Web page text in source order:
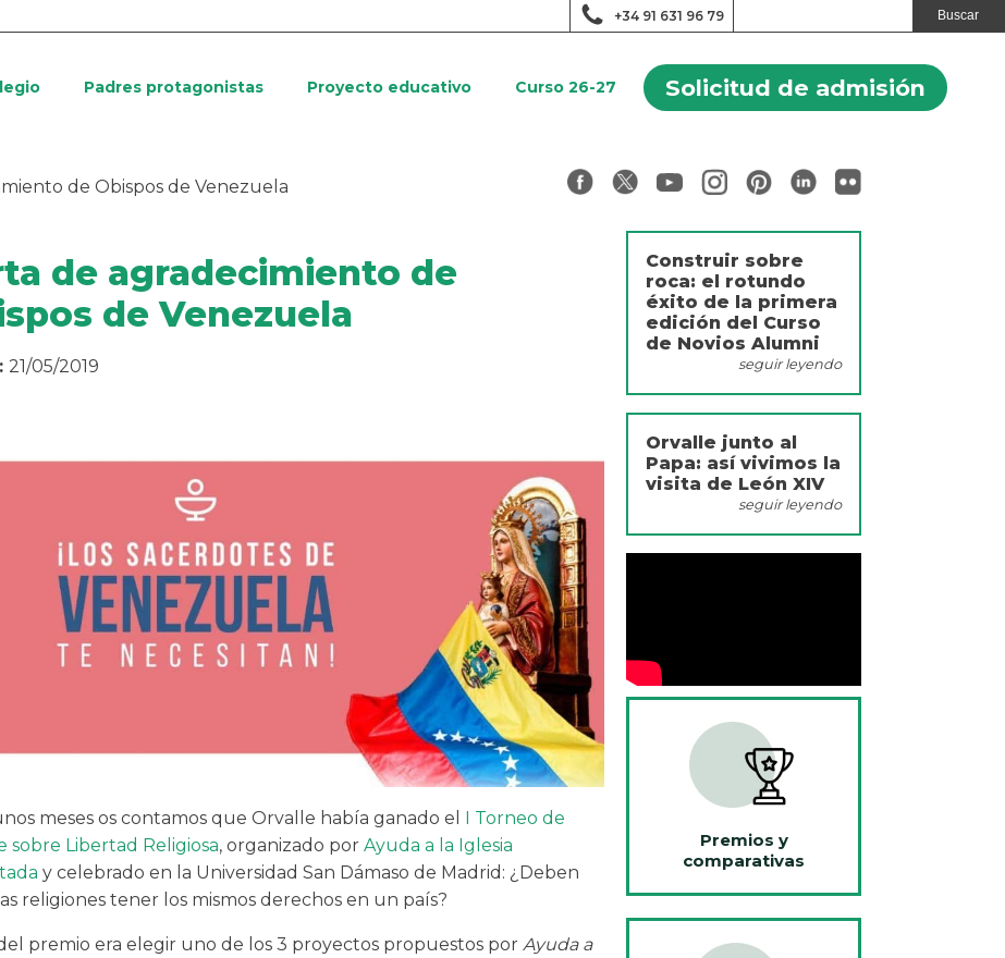
+34 91 631 96 79
Padres protagonistas Proyecto educativo Curso 26-27 Solicitud de admisión
de Obispos de Venezuela
de agradecimiento de
de Venezuela
21/05/2019
meses os contamos que Orvalle había ganado el
I Torneo de
sobre Libertad Religiosa, organizado por Ayuda a la Iglesia
y celebrado en la Universidad San Dámaso de Madrid: ¿Deben
religiones tener los mismos derechos en un país?
premio era elegir uno de los 3 proyectos propuestos por Ayuda a
Construir sobre
roca: el rotundo
éxito de la primera
edición del Curso
de Novios Alumni
seguir leyendo
Orvalle junto al
Papa: así vivimos la
visita de León XIV
seguir leyendo
Premios y
comparativas